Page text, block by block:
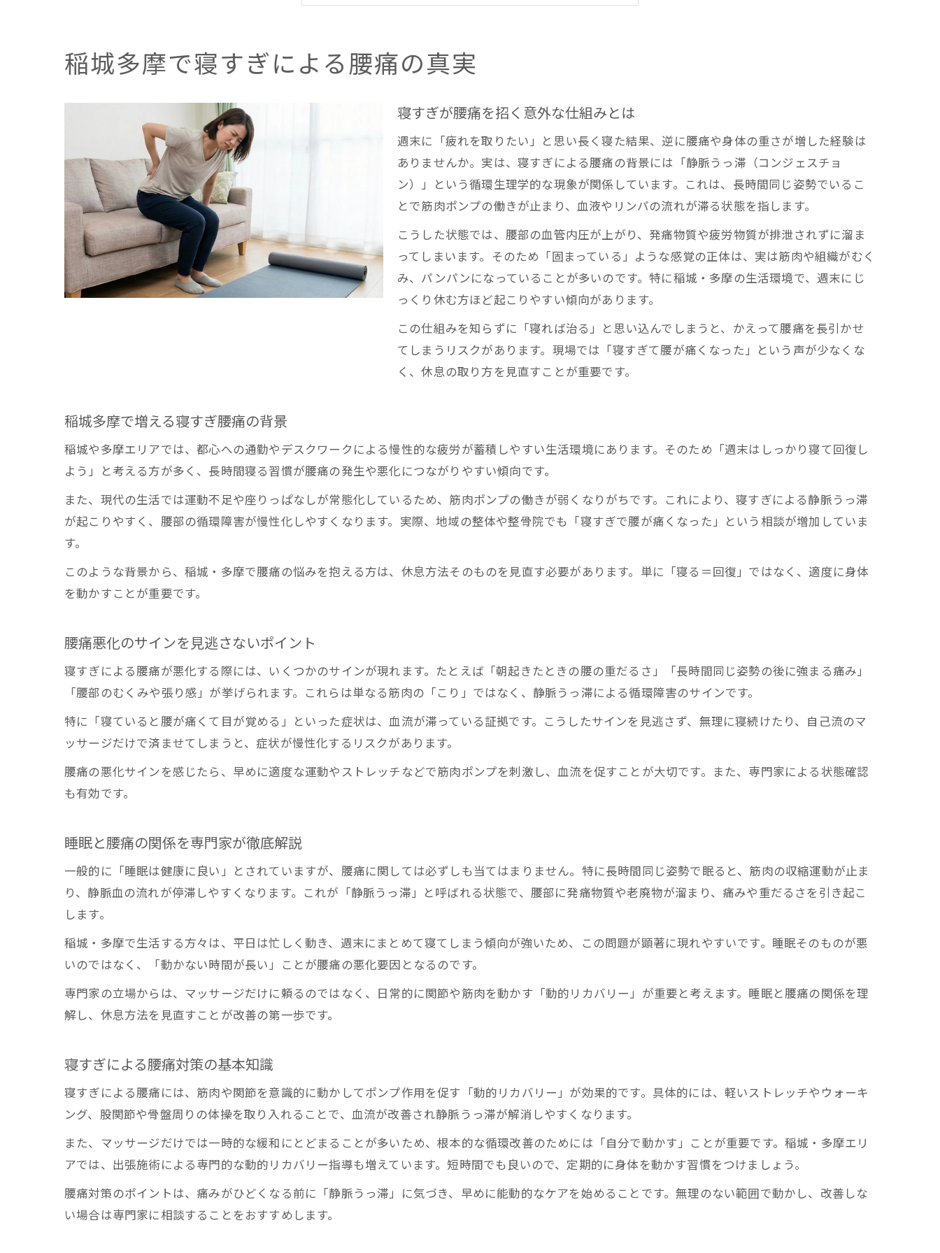
睡眠と腰痛の関係を専門家が徹底解説
なぜ寝過ぎると腰が重くなるのか徹底解説
寝過ぎで腰痛が起こる生理学的理由
腰が重いと感じる人の共通点を解説
週末の寝だめで腰痛が悪化する理由を探る
腰痛持ちが陥りやすい寝すぎ習慣の罠
寝だめと腰部の血流障害の関連性を解説
寝すぎによる静脈うっ滞のリスクを考察
腰痛悪化を防ぐ週末の過ごし方の工夫
静脈うっ滞が引き起こす腰痛とはどのようなものか
静脈うっ滞と腰痛の因果関係を解説
動かない生活が腰痛を悪化させる理由
寝過ぎ腰痛の裏にある静脈うっ滞の実態
腰が固いのはむくみ？隠れた腰痛原因に迫る
腰痛の正体はむくみか筋肉の硬さか検証
静脈うっ滞による腰のパンパン感を解説
腰痛改善に動的リカバリーが効果的な理由
マッサージと動的ケアの違いを徹底比較
筋肉ポンプ活性化で腰痛を根本改善へ
腰痛ケアで避けたい静的な対処法の落とし穴
稲城多摩で寝すぎによる腰痛の真実
寝すぎが腰痛を招く意外な仕組みとは
週末に「疲れを取りたい」と思い長く寝た結果、逆に腰痛や身体の重さが増した経験は
ありませんか。実は、寝すぎによる腰痛の背景には「静脈うっ滞（コンジェスチョ
ン）」という循環生理学的な現象が関係しています。これは、長時間同じ姿勢でいるこ
とで筋肉ポンプの働きが止まり、血液やリンパの流れが滞る状態を指します。
こうした状態では、腰部の血管内圧が上がり、発痛物質や疲労物質が排泄されずに溜ま
ってしまいます。そのため「固まっている」ような感覚の正体は、実は筋肉や組織がむく
み、パンパンになっていることが多いのです。特に稲城・多摩の生活環境で、週末にじ
っくり休む方ほど起こりやすい傾向があります。
この仕組みを知らずに「寝れば治る」と思い込んでしまうと、かえって腰痛を長引かせ
てしまうリスクがあります。現場では「寝すぎて腰が痛くなった」という声が少なくな
く、休息の取り方を見直すことが重要です。
稲城多摩で増える寝すぎ腰痛の背景
稲城や多摩エリアでは、都心への通勤やデスクワークによる慢性的な疲労が蓄積しやすい生活環境にあります。そのため「週末はしっかり寝て回復し
よう」と考える方が多く、長時間寝る習慣が腰痛の発生や悪化につながりやすい傾向です。
また、現代の生活では運動不足や座りっぱなしが常態化しているため、筋肉ポンプの働きが弱くなりがちです。これにより、寝すぎによる静脈うっ滞
が起こりやすく、腰部の循環障害が慢性化しやすくなります。実際、地域の整体や整骨院でも「寝すぎで腰が痛くなった」という相談が増加していま
す。
このような背景から、稲城・多摩で腰痛の悩みを抱える方は、休息方法そのものを見直す必要があります。単に「寝る＝回復」ではなく、適度に身体
を動かすことが重要です。
腰痛悪化のサインを見逃さないポイント
寝すぎによる腰痛が悪化する際には、いくつかのサインが現れます。たとえば「朝起きたときの腰の重だるさ」「長時間同じ姿勢の後に強まる痛み」
「腰部のむくみや張り感」が挙げられます。これらは単なる筋肉の「こり」ではなく、静脈うっ滞による循環障害のサインです。
特に「寝ていると腰が痛くて目が覚める」といった症状は、血流が滞っている証拠です。こうしたサインを見逃さず、無理に寝続けたり、自己流のマ
ッサージだけで済ませてしまうと、症状が慢性化するリスクがあります。
腰痛の悪化サインを感じたら、早めに適度な運動やストレッチなどで筋肉ポンプを刺激し、血流を促すことが大切です。また、専門家による状態確認
も有効です。
睡眠と腰痛の関係を専門家が徹底解説
一般的に「睡眠は健康に良い」とされていますが、腰痛に関しては必ずしも当てはまりません。特に長時間同じ姿勢で眠ると、筋肉の収縮運動が止ま
り、静脈血の流れが停滞しやすくなります。これが「静脈うっ滞」と呼ばれる状態で、腰部に発痛物質や老廃物が溜まり、痛みや重だるさを引き起こ
します。
稲城・多摩で生活する方々は、平日は忙しく動き、週末にまとめて寝てしまう傾向が強いため、この問題が顕著に現れやすいです。睡眠そのものが悪
いのではなく、「動かない時間が長い」ことが腰痛の悪化要因となるのです。
専門家の立場からは、マッサージだけに頼るのではなく、日常的に関節や筋肉を動かす「動的リカバリー」が重要と考えます。睡眠と腰痛の関係を理
解し、休息方法を見直すことが改善の第一歩です。
寝すぎによる腰痛対策の基本知識
寝すぎによる腰痛には、筋肉や関節を意識的に動かしてポンプ作用を促す「動的リカバリー」が効果的です。具体的には、軽いストレッチやウォーキ
ング、股関節や骨盤周りの体操を取り入れることで、血流が改善され静脈うっ滞が解消しやすくなります。
また、マッサージだけでは一時的な緩和にとどまることが多いため、根本的な循環改善のためには「自分で動かす」ことが重要です。稲城・多摩エリ
アでは、出張施術による専門的な動的リカバリー指導も増えています。短時間でも良いので、定期的に身体を動かす習慣をつけましょう。
腰痛対策のポイントは、痛みがひどくなる前に「静脈うっ滞」に気づき、早めに能動的なケアを始めることです。無理のない範囲で動かし、改善しな
い場合は専門家に相談することをおすすめします。